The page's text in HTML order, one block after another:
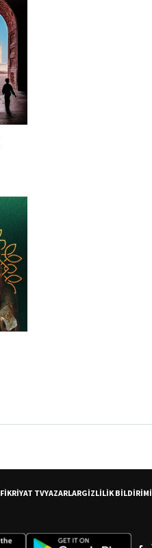
FİKRİYAT TVYAZARLARGİZLİLİK BİLDİRİMİ